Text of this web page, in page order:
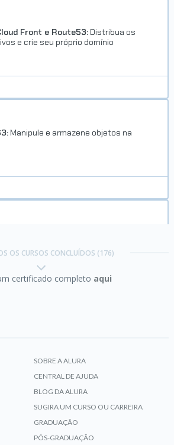
em 30/12/2024
Trilha Power BI
Front e Route53: Distribua os
e crie seu próprio domínio
Manipule e armazene objetos na
produtividade e organização com
OS CURSOS CONCLUÍDOS (176)
certificado completo aqui
SOBRE A ALURA
CENTRAL DE AJUDA
BLOG DA ALURA
SUGIRA UM CURSO OU CARREIRA
GRADUAÇÃO
PÓS-GRADUAÇÃO